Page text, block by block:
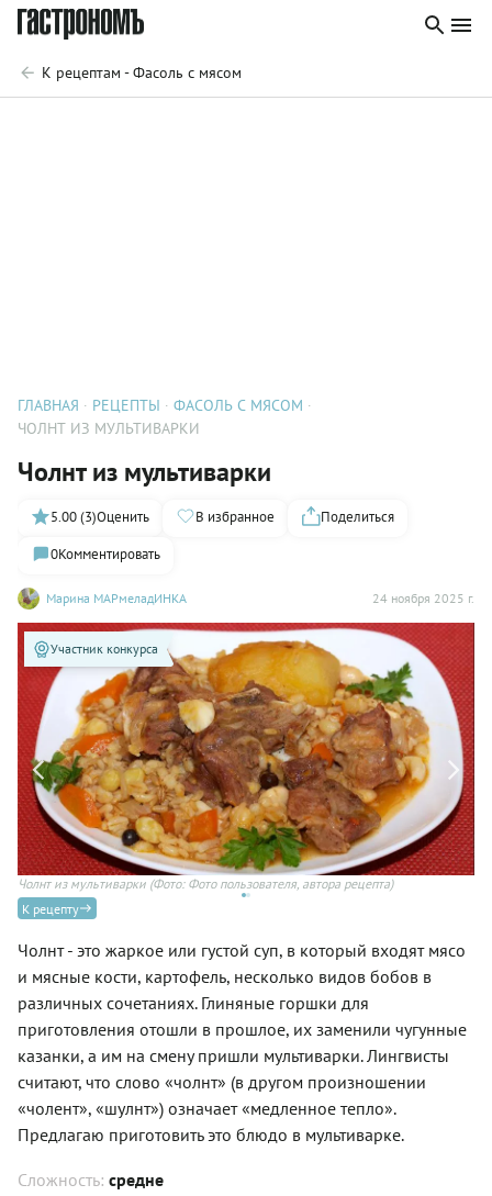
К рецептам - Фасоль с мясом
ГЛАВНАЯ РЕЦЕПТЫ
ФАСОЛЬ С МЯСОМ
ЧОЛНТ ИЗ МУЛЬТИВАРКИ
Чолнт из мультиварки
Марина МАРмеладИНКА 24 ноября 2025 г.
5.00 (3)Оценить В избранное
Поделиться
0Комментировать
Участник конкурса
Чолнт из мультиварки (Фото: Фото пользователя, автора рецепта)
К рецепту
Чолнт - это жаркое или густой суп, в который входят мясо
и мясные кости, картофель, несколько видов бобов в
различных сочетаниях. Глиняные горшки для
приготовления отошли в прошлое, их заменили чугунные
казанки, а им на смену пришли мультиварки. Лингвисты
считают, что слово «чолнт» (в другом произношении
«чолент», «шулнт») означает «медленное тепло».
Предлагаю приготовить это блюдо в мультиварке.
Сложность: средне